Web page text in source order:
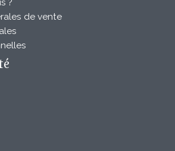
?
de vente